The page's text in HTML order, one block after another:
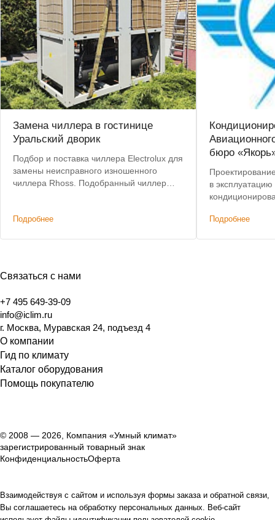
Замена чиллера в гостинице
Уральский дворик
Подбор и поставка чиллера Electrolux для
замены неисправного изношенного
чиллера Rhoss. Подобранный чиллер
изменений.
Подробнее
бюро
в
Подробнее
Связаться с нами
+7 495 649-39-09
info@iclim.ru
г. Москва, Муравская 24, подъезд 4
О компании
Гид по климату
Каталог оборудования
Помощь покупателю
© 2008 — 2026, Компания «Умный климат»
зарегистрированный товарный знак
КонфиденциальностьОферта
Взаимодействуя с сайтом и используя формы заказа и обратной связи,
Вы соглашаетесь на обработку персональных данных. Веб-сайт